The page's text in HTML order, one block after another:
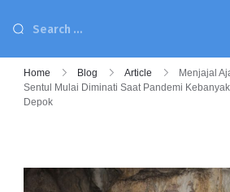
Home Blog Article
Menjajal
Sentul Mulai Diminati Saat Pandemi
Depok